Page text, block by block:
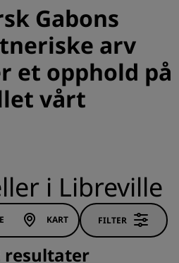
Gabons
arv
et opphold på
vårt
i Libreville
KART FILTER
resultater